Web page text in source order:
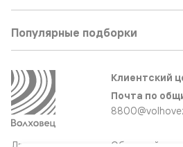
Популярные подборки
Клиентский
Почта по